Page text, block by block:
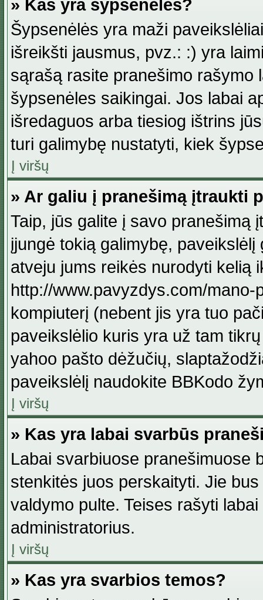
» Kas yra šypsenėlės?
Šypsenėlės yra maži
išreikšti jausmus, pvz.: :) yra
sąrašą rasite pranešimo rašymo
šypsenėles saikingai. Jos labai
išredaguos arba tiesiog ištrins
turi galimybę nustatyti, kiek
Į viršų
» Ar galiu į pranešimą įtraukti
Taip, jūs galite į savo pranešimą
įjungė tokią galimybę,
atveju jums reikės nurodyti kelią
http://www.pavyzdys.com/
kompiuterį (nebent jis yra tuo
paveikslėlio kuris yra už tam
yahoo pašto dėžučių,
paveikslėlį naudokite BBKodo
Į viršų
» Kas yra labai svarbūs
Labai svarbiuose pranešimuose
stenkitės juos perskaityti. Jie
valdymo pulte. Teises rašyti
administratorius.
Į viršų
» Kas yra svarbios temos?